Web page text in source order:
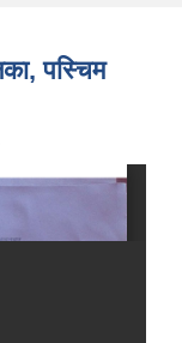
पस्चिम